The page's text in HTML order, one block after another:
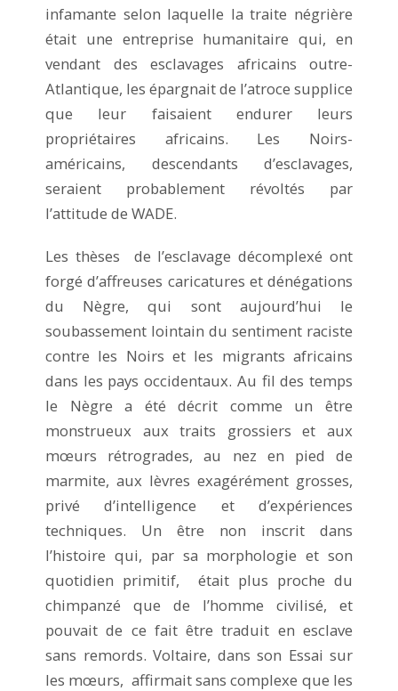
infamante selon laquelle la traite négrière
était une entreprise humanitaire qui, en
vendant des esclavages africains outre-
Atlantique, les épargnait de l’atroce supplice
que leur faisaient endurer leurs
propriétaires africains. Les Noirs-
américains, descendants d’esclavages,
seraient probablement révoltés par
l’attitude de WADE.
Les thèses de l’esclavage décomplexé ont
forgé d’affreuses caricatures et dénégations
du Nègre, qui sont aujourd’hui le
soubassement lointain du sentiment raciste
contre les Noirs et les migrants africains
dans les pays occidentaux. Au fil des temps
le Nègre a été décrit comme un être
monstrueux aux traits grossiers et aux
mœurs rétrogrades, au nez en pied de
marmite, aux lèvres exagérément grosses,
privé d’intelligence et d’expériences
techniques. Un être non inscrit dans
l’histoire qui, par sa morphologie et son
quotidien primitif, était plus proche du
chimpanzé que de l’homme civilisé, et
pouvait de ce fait être traduit en esclave
sans remords. Voltaire, dans son Essai sur
les mœurs, affirmait sans complexe que les